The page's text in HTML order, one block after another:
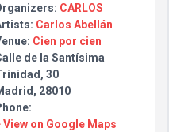
CARLOS
Carlos Abellán
Cien por cien
de la Santísima
30
28010
View on Google Maps